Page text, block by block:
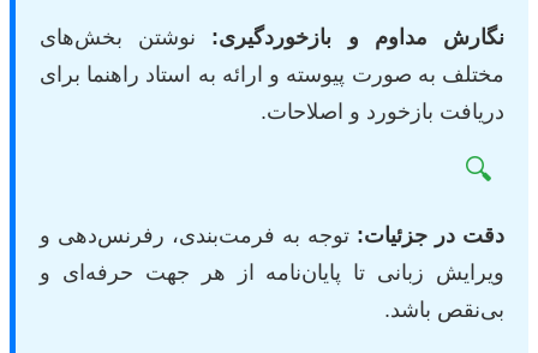
نگارش مداوم و بازخوردگیری: نوشتن بخش‌های
مختلف به صورت پیوسته و ارائه به استاد راهنما برای
دریافت بازخورد و اصلاحات.
🔍
دقت در جزئیات: توجه به فرمت‌بندی، رفرنس‌دهی و
ویرایش زبانی تا پایان‌نامه از هر جهت حرفه‌ای و
بی‌نقص باشد.